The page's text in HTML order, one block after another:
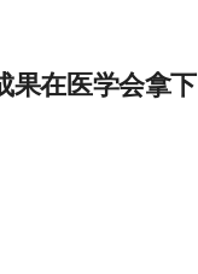
果在医学会拿下